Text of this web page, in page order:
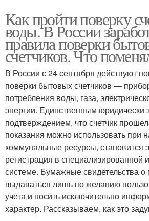
Как пройти поверку
воды. В России
правила поверки
счетчиков. Что
В России с 24 сентября действуют
поверки бытовых счетчиков —
потребления воды, газа,
энергии. Единственным юридически
подтверждением, что счетчик
показания можно использовать при
коммунальные ресурсы, становится
регистрация в
системе. Бумажные свидетельства о
выдаваться лишь по желанию
учета и носить исключительно
характер. Рассказываем, как это